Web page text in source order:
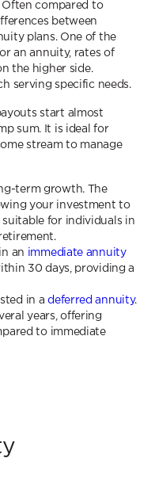
compared to
between
plans. One of the
an annuity, rates of
the higher side.
serving specific needs.
start almost
sum. It is ideal for
stream to manage
term growth. The
your investment to
for individuals in
an immediate annuity
30 days, providing a
in adeferred annuity.
years, offering
to immediate